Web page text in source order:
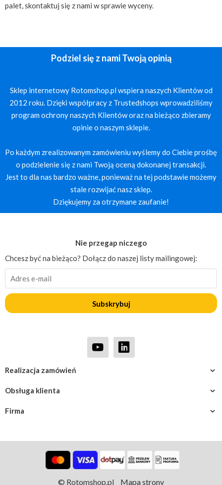
palet, skontaktuj się z nami w sprawie wyceny.
Podziel się z nami Twoją opinią
Sklep internetowy Rotomshop.pl wspiera naszych Klientów od
2012 roku. Dzięki współpracy z Trustedshops wprowadziliśmy
program ochrony naszych Klientów oraz na bieżąco zbieramy
opinie o naszym sklepie.
Po każdym zrealizowanym zamówieniu wyślemy do Ciebie prośbę
o podzielenie się z nami Twoją oceną dokonanej transakcji.
Jest to dla nas bardzo ważne, ponieważ na tej podstawie możemy
stale rozwijać nasz sklep.
Dziękujemy za otrzymane zaufanie!
Firma
Obsługa klienta
Realizacja zamówień
Nie przegap niczego
Chcesz być na bieżąco? Dołącz do naszej listy mailingowej:
Subskrybuj
© Rotomshop.pl Mapa strony